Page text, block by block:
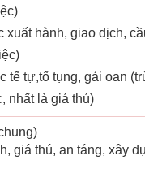
xuất hành, giao dịch,
tế tự,tố tụng, gải oan
nhất là giá thú)
giá thú, an táng, xây